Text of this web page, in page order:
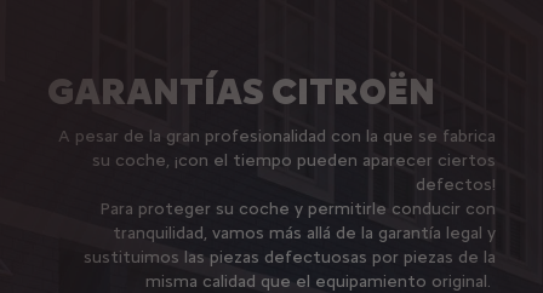
GARANTÍAS CITROËN
A pesar de la gran profesionalidad con la que se fabrica
su coche, ¡con el tiempo pueden aparecer ciertos
defectos!
Para proteger su coche y permitirle conducir con
tranquilidad, vamos más allá de la garantía legal y
sustituimos las piezas defectuosas por piezas de la
misma calidad que el equipamiento original.